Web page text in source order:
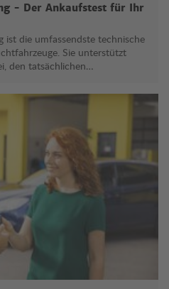
- Der Ankaufstest für Ihr
die umfassendste technische
Sie unterstützt
den tatsächlichen
und wertmindernde
zu ermöglichen.